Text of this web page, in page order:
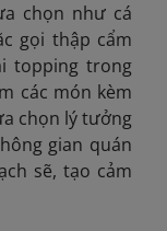
chọn như cá
gọi thập cẩm
topping trong
các món kèm
chọn lý tưởng
gian quán
sẽ, tạo cảm